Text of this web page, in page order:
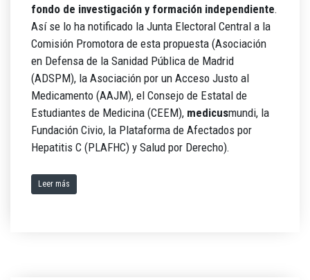
fondo de investigación y formación independiente.
Así se lo ha notificado la Junta Electoral Central a la
Comisión Promotora de esta propuesta (Asociación
en Defensa de la Sanidad Pública de Madrid
(ADSPM), la Asociación por un Acceso Justo al
Medicamento (AAJM), el Consejo de Estatal de
Estudiantes de Medicina (CEEM), medicusmundi, la
Fundación Civio, la Plataforma de Afectados por
Hepatitis C (PLAFHC) y Salud por Derecho).
Leer más